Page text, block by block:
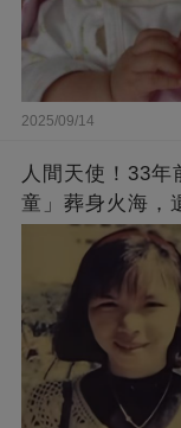
2025/09/14
人間天使！33
童」葬身火海，
崩：真正的英雄